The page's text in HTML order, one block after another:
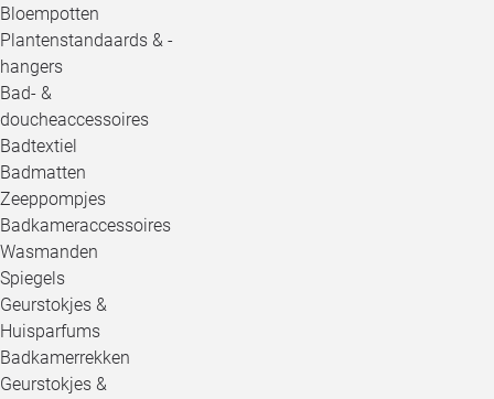
Bloempotten
Plantenstandaards & -
hangers
Bad- &
doucheaccessoires
Badtextiel
Badmatten
Zeeppompjes
Badkameraccessoires
Wasmanden
Spiegels
Geurstokjes &
Huisparfums
Badkamerrekken
Geurstokjes &